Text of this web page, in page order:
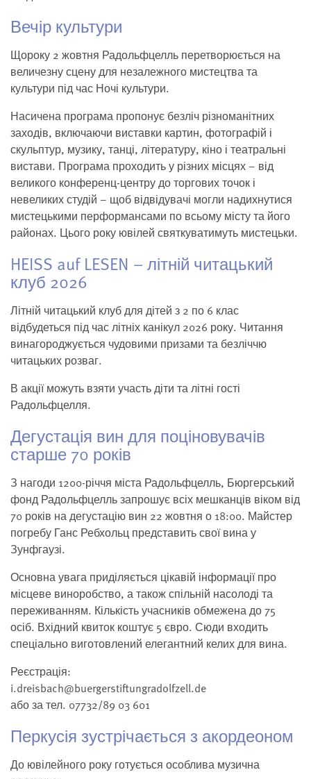
Вечір культури
Щороку 2 жовтня Радольфцелль перетворюється на
величезну сцену для незалежного мистецтва та
культури під час Ночі культури.
Насичена програма пропонує безліч різноманітних
заходів, включаючи виставки картин, фотографій і
скульптур, музику, танці, літературу, кіно і театральні
вистави. Програма проходить у різних місцях – від
великого конференц-центру до торгових точок і
невеликих студій – щоб відвідувачі могли надихнутися
мистецькими перформансами по всьому місту та його
районах. Цього року ювілей святкуватимуть мистецьки.
HEISS auf LESEN – літній читацький
клуб 2026
Літній читацький клуб для дітей з 2 по 6 клас
відбудеться під час літніх канікул 2026 року. Читання
винагороджується чудовими призами та безліччю
читацьких розваг.
В акції можуть взяти участь діти та літні гості
Радольфцелля.
Дегустація вин для поціновувачів
старше 70 років
З нагоди 1200-річчя міста Радольфцелль, Бюргерський
фонд Радольфцелль запрошує всіх мешканців віком від
70 років на дегустацію вин 22 жовтня о 18:00. Майстер
погребу Ганс Ребхольц представить свої вина у
Зунфгаузі.
Основна увага приділяється цікавій інформації про
місцеве виноробство, а також спільній насолоді та
переживанням. Кількість учасників обмежена до 75
осіб. Вхідний квиток коштує 5 євро. Сюди входить
спеціально виготовлений елегантний келих для вина.
Реєстрація:
i.dreisbach@buergerstiftungradolfzell.de
або за тел. 07732/89 03 601
Перкусія зустрічається з акордеоном
До ювілейного року готується особлива музична